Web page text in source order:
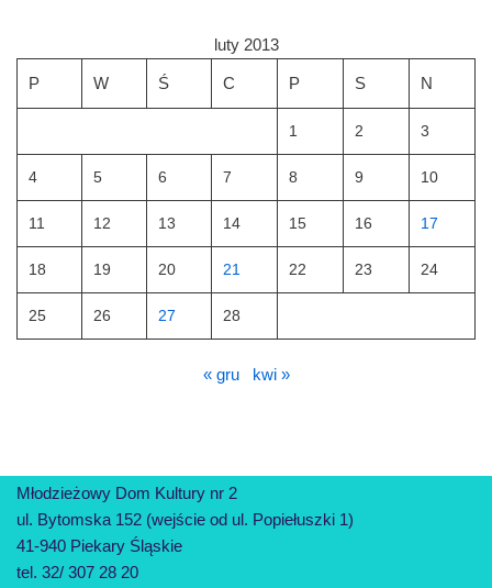
luty 2013
P W Ś C P S N
1 2 3
4 5 6 7 8 9 10
11 12 13 14 15 16 17
18 19 20 21 22 23 24
25 26 27 28
« gru kwi »
Młodzieżowy Dom Kultury nr 2
ul. Bytomska 152 (wejście od ul. Popiełuszki 1)
41-940 Piekary Śląskie
tel. 32/ 307 28 20